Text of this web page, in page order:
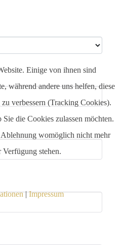
Einige von ihnen sind
während andere uns helfen, diese
verbessern (Tracking Cookies).
die Cookies zulassen möchten.
Ablehnung womöglich nicht mehr
stehen.
|Impressum